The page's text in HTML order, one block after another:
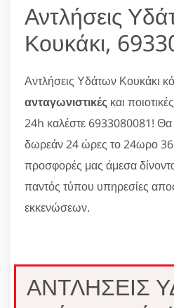
Αντλήσεις
Κουκάκι,
Αντλήσεις Υδάτων Κουκάκι
ανταγωνιστικές και
24h καλέστε 6933080081!
δωρεάν 24 ώρες το 24ωρο 365
προσφορές μας άμεσα
παντός τύπου υπηρεσίες
εκκενώσεων.
ΑΝΤΛΗΣΕΙΣ